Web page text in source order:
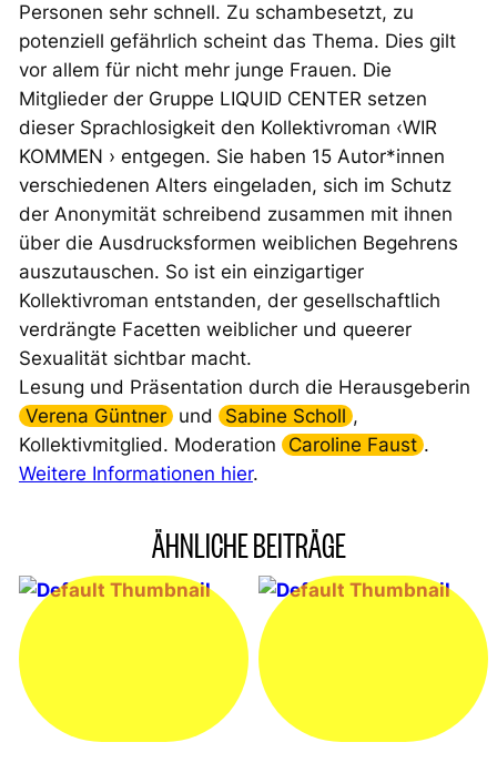
Personen sehr schnell. Zu schambesetzt, zu
potenziell gefährlich scheint das Thema. Dies gilt
vor allem für nicht mehr junge Frauen. Die
Mitglieder der Gruppe LIQUID CENTER setzen
dieser Sprachlosigkeit den Kollektivroman ‹WIR
KOMMEN › entgegen. Sie haben 15 Autor*innen
verschiedenen Alters eingeladen, sich im Schutz
der Anonymität schreibend zusammen mit ihnen
über die Ausdrucksformen weiblichen Begehrens
auszutauschen. So ist ein einzigartiger
Kollektivroman entstanden, der gesellschaftlich
verdrängte Facetten weiblicher und queerer
Sexualität sichtbar macht.
Lesung und Präsentation durch die Herausgeberin
Verena Güntner und Sabine Scholl ,
Kollektivmitglied. Moderation
Caroline Faust .
Weitere Informationen hier.
ÄHNLICHE BEITRÄGE